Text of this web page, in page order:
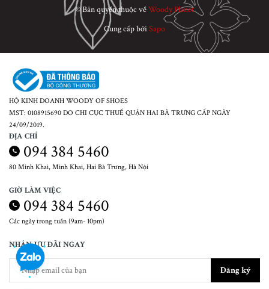
© Bản quyền thuộc vềWoody Planet
Cung cấp bởiSapo
HỘ KINH DOANH WOODY OF SHOES
MST: 0108915690 DO CHI CỤC THUẾ QUẬN HAI BÀ TRƯNG CẤP NGÀY
24/09/2019.
ĐỊA CHỈ
094 384 5460
80 Minh Khai, Minh Khai, Hai Bà Trưng, Hà Nội
GIỜ LÀM VIỆC
094 384 5460
Các ngày trong tuần (9am- 10pm)
NHẬN ƯU ĐÃI NGAY
Đăng ký